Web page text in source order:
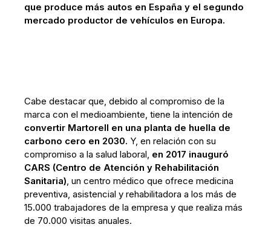
que produce más autos en España y el segundo
mercado productor de vehículos en Europa.
Cabe destacar que, debido al compromiso de la
marca con el medioambiente, tiene la intención de
convertir Martorell en una planta de huella de
carbono cero en 2030. Y, en relación con su
compromiso a la salud laboral, en 2017 inauguró
CARS (Centro de Atención y Rehabilitación
Sanitaria), un centro médico que ofrece medicina
preventiva, asistencial y rehabilitadora a los más de
15.000 trabajadores de la empresa y que realiza más
de 70.000 visitas anuales.